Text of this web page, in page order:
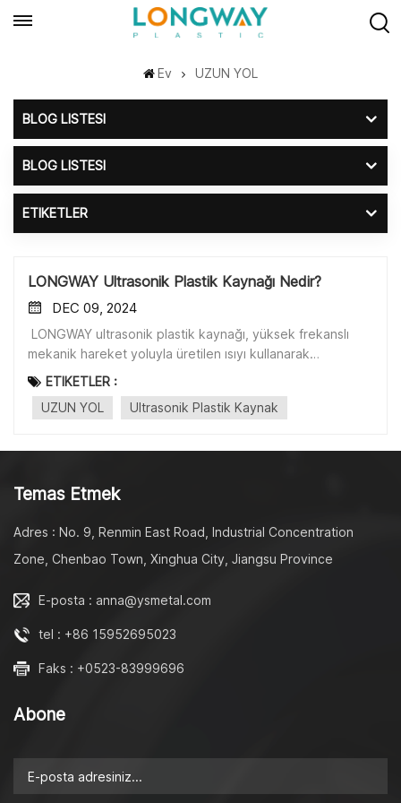
Ev UZUN YOL
BLOG LISTESI
BLOG LISTESI
ETIKETLER
LONGWAY Ultrasonik Plastik Kaynağı Nedir?
DEC 09, 2024
LONGWAY ultrasonik plastik kaynağı, yüksek frekanslı
mekanik hareket yoluyla üretilen ısıyı kullanarak
termoplastikleri birleştirme işlemidir.Ultrasonik plastik
kaynak hızlı, verimli ve etkilidir. Sarf malzemesi
gerektirmez ve duman çıkarmaz. Bu işlemde yüksek
kayıplardan dolayı ısı oluşur. Plastik daha sonra
noktası boyunca dağılmasına ve birbirine dolanmasına ve
ETIKETLER :
UZUN YOL
Ultrasonik Plastik Kaynak
Temas Etmek
Adres : No. 9, Renmin East Road, Industrial Concentration
Zone, Chenbao Town, Xinghua City, Jiangsu Province
E-posta : anna@ysmetal.com
tel : +86 15952695023
Faks : +0523-83999696
Abone